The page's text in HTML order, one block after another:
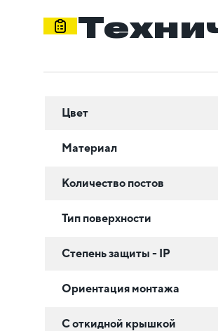
Цвет
Материал
Количество постов
Тип поверхности
Степень защиты - IP
Ориентация монтажа
С откидной крышкой